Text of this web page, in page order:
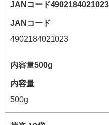
JANコード
4902184021023
内容量
500g